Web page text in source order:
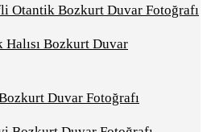
Otantik Bozkurt Duvar Fotoğrafı
Duvar Fotoğrafı